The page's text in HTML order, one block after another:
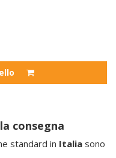
consegna
standard in Italiasono